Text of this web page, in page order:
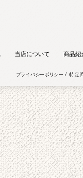
当店について 商品紹
プライバシーポリシー 特定